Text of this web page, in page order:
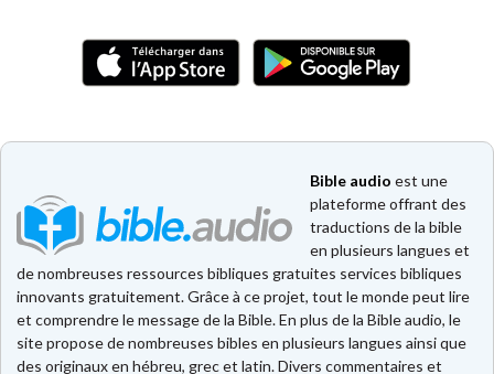
Bible audio est une
plateforme offrant des
traductions de la bible
en plusieurs langues et
de nombreuses ressources bibliques gratuites services bibliques
innovants gratuitement. Grâce à ce projet, tout le monde peut lire
et comprendre le message de la Bible. En plus de la Bible audio, le
site propose de nombreuses bibles en plusieurs langues ainsi que
des originaux en hébreu, grec et latin. Divers commentaires et